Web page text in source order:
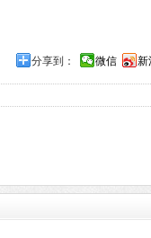
分享到： 微信 新